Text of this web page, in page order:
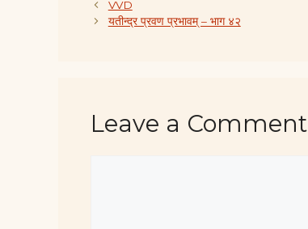
VVD
यतीन्द्र प्रवण प्रभावम् – भाग ४२
Leave a Comment